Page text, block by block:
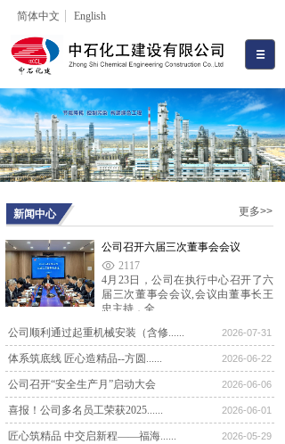
简体中文 English
更多>>
新闻中心
公司召开六届三次董事会会议
2117
4月23日，公司在执行中心召开了六
届三次董事会会议,会议由董事长王
忠主持，全......
公司召开六届一次董事会会议
8632
2024年12月28日上午，公司六届一次
董事会会议在河北宾馆召开。新当选
的1......
公司召开五届四次董事会会议
6476
公司顺利通过起重机械安装（含修...... 2026-07-31
体系筑底线 匠心造精品--方圆...... 2026-06-22
公司召开“安全生产月”启动大会 2026-06-06
喜报！公司多名员工荣获2025...... 2026-06-01
匠心筑精品 中交启新程——福海...... 2026-05-29